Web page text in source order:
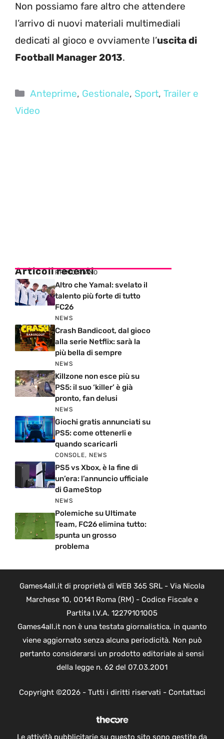
Non possiamo fare altro che attendere
l’arrivo di nuovi materiali multimediali
dedicati al gioco e ovviamente l’uscita di
Football Manager 2013.
Categorie
Anteprime, Gestionale, Sport,Trailer e
Video
Articoli recenti
PRIMO PIANO
Altro che Yamal: svelato il
talento più forte di tutto
FC26
NEWS
Crash Bandicoot, dal gioco
alla serie Netflix: sarà la
più bella di sempre
NEWS
Killzone non esce più su
PS5: il suo ‘killer’ è già
pronto, fan delusi
NEWS
Giochi gratis annunciati su
PS5: come ottenerli e
quando scaricarli
CONSOLE, NEWS
PS5 vs Xbox, è la fine di
un’era: l’annuncio ufficiale
di GameStop
NEWS
Polemiche su Ultimate
Team, FC26 elimina tutto:
spunta un grosso
problema
Games4all.it di proprietà di WEB 365 SRL - Via Nicola
Marchese 10, 00141 Roma (RM) - Codice Fiscale e
Partita I.V.A. 12279101005
Games4all.it non è una testata giornalistica, in quanto
viene aggiornato senza alcuna periodicità. Non può
pertanto considerarsi un prodotto editoriale ai sensi
della legge n. 62 del 07.03.2001
Copyright ©2026 - Tutti i diritti riservati - Contattaci
Le attività pubblicitarie su questo sito sono gestite da